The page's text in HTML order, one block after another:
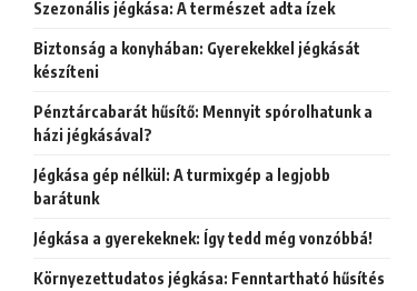
Szezonális jégkása: A természet adta ízek
Biztonság a konyhában: Gyerekekkel jégkását
készíteni
Pénztárcabarát hűsítő: Mennyit spórolhatunk a
házi jégkásával?
Jégkása gép nélkül: A turmixgép a legjobb
barátunk
Jégkása a gyerekeknek: Így tedd még vonzóbbá!
Környezettudatos jégkása: Fenntartható hűsítés